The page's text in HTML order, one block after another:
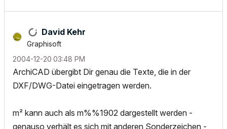
David Kehr
Graphisoft
‎2004-12-20 03:48 PM
ArchiCAD übergibt Dir genau die Texte, die in der
DXF/DWG-Datei eingetragen werden.
m² kann auch als m%%1902 dargestellt werden -
genauso verhält es sich mit anderen Sonderzeichen -